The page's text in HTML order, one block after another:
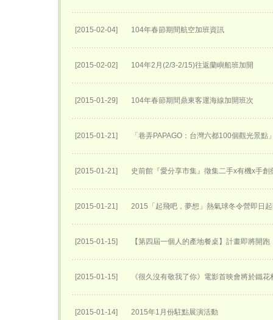
[2015-02-04] 104年春節期間航空加班資訊
[2015-02-02] 104年2月(2/3-2/15)往返蘭嶼船班加開
[2015-01-29] 104年春節期間鼎東客運海線加開班次
[2015-01-21] 「巷弄PAPAGO：台灣六都100個觀光景點
[2015-01-21] 史前館『愛分享市集』徵集二手x有機x手創
[2015-01-21] 2015「起飛吧，夢想」熱氣球冬令營即日
[2015-01-15] 【第四屆一個人的產地餐桌】計畫即將開跑
[2015-01-15] 《很久沒有敬我了你》電影首映會將於鐵花
[2015-01-14] 2015年1月份駐點展演活動